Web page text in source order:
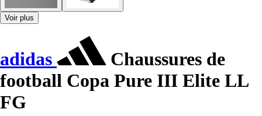
Voir plus
adidas
Chaussures de
football Copa Pure III Elite LL
FG